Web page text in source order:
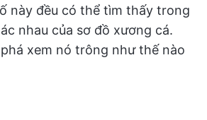
này đều có thể tìm thấy trong
nhau của sơ đồ xương cá.
xem nó trông như thế nào